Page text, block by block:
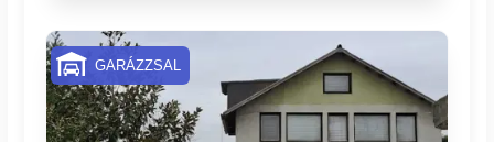
GARÁZZSAL